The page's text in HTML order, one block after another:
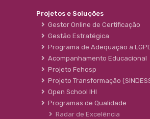
Projetos e Soluções
Gestor Online de Certificação
Gestão Estratégica
Programa de Adequação à
Acompanhamento Educacional
Projeto Fehosp
Projeto Transformação
Open School IHI
Programas de Qualidade
Radar de Excelência